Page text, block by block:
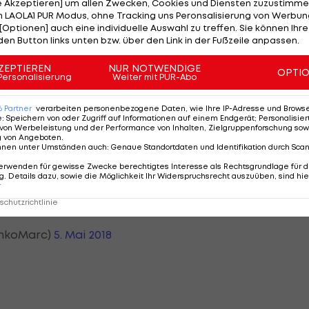
Der steht seit 2010 bei 46 Punkten. Bern hält bei 41
Ausschluss und kommentiert diesen auf Twitter:
Worten 'er hält mich doch auch' verletzt habe oder
hiermit dafür".
mit meinen Worten
auch“ verletzt habe oder es
wurde entschuldige ich mich
5. Mai 2018
Akzeptieren] um allen Zwecken, Cookies und Diensten
PUR Modus, ohne Tracking uns Peronsalisierung von
auch eine individuelle Auswahl zu treffen. Sie können
Button links unten bzw. über den Link in der Fußzeile anpassen.
NUR NOTWENDIGE
Weiter mit PUR-Abo
Partner verarbeiten personenbezogene Daten, wie Ihre IP-Adresse und
: Speichern von oder Zugriff auf Informationen auf einem Endgerät;
Werbeleistung und der Performance von Inhalten, Zielgruppenforschung
von Angeboten
unter Umständen auch: Genaue Standortdaten und Identifikation durch
für gewisse Zwecke berechtigtes Interesse als Rechtsgrundlage für
Details dazu, sowie die Möglichkeit Ihr Widerspruchsrecht auszuüben, sind